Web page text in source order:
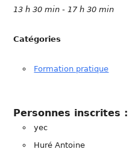
13 h 30 min - 17 h 30 min
Catégories
Formation pratique
Personnes inscrites :
yec
Huré Antoine